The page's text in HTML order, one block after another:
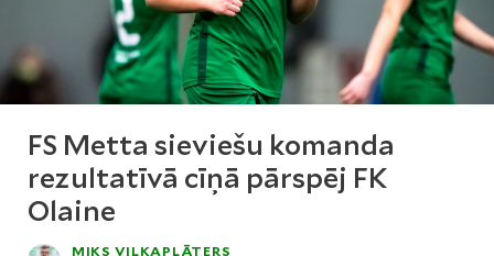
FS Metta sieviešu komanda
rezultatīvā cīņā pārspēj FK
Olaine
MIKS VILKAPLĀTERS